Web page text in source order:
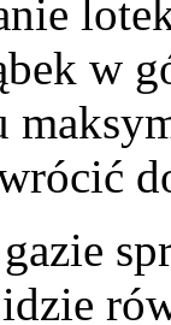
w